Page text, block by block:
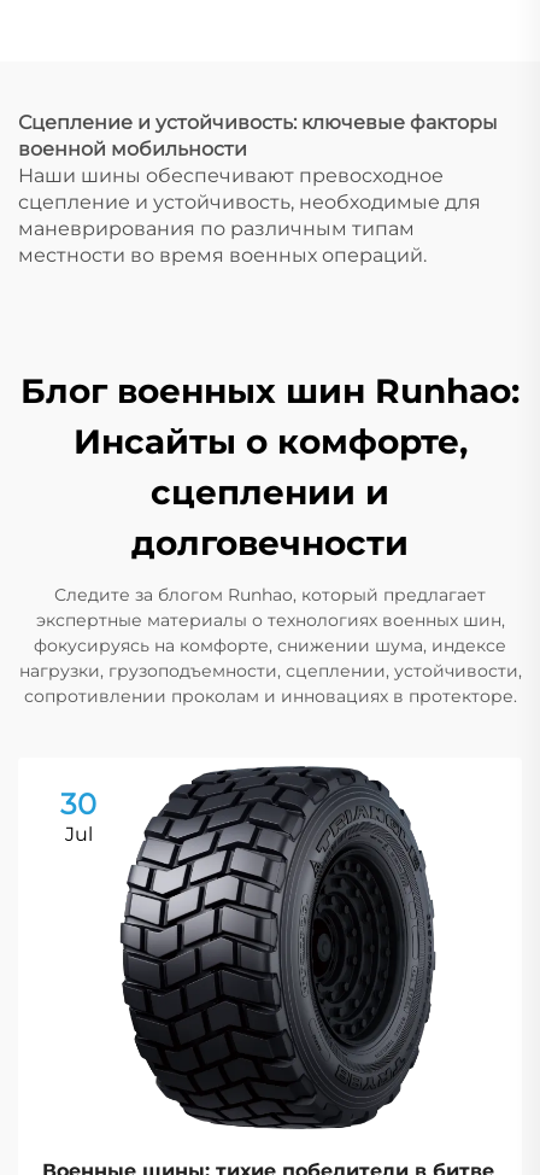
Сцепление и устойчивость: ключевые факторы
военной мобильности
Наши шины обеспечивают превосходное
сцепление и устойчивость, необходимые для
маневрирования по различным типам
местности во время военных операций.
Блог военных шин Runhao:
Инсайты о комфорте,
сцеплении и
долговечности
Следите за блогом Runhao, который предлагает
экспертные материалы о технологиях военных шин,
фокусируясь на комфорте, снижении шума, индексе
нагрузки, грузоподъемности, сцеплении, устойчивости,
сопротивлении проколам и инновациях в протекторе.
30
Jul